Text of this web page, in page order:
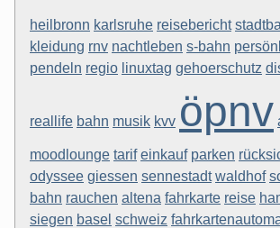
heilbronn karlsruhe reisebericht
kleidung rnv nachtleben s-bahn
pendeln regio linuxtag gehoerschutz
reallife bahn musik kvv öpnv
moodlounge tarif einkauf parken
odyssee giessen sennestadt waldhof
bahn rauchen altena fahrkarte reise
siegen basel schweiz